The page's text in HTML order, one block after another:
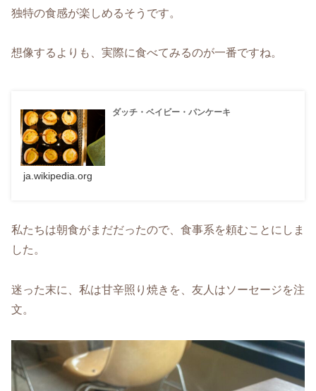
独特の食感が楽しめるそうです。
想像するよりも、実際に食べてみるのが一番ですね。
ダッチ・ベイビー・パンケーキ
ja.wikipedia.org
私たちは朝食がまだだったので、食事系を頼むことにしま
した。
迷った末に、私は甘辛照り焼きを、友人はソーセージを注
文。